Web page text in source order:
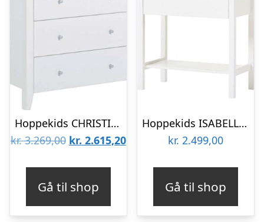
Hoppekids CHRISTIAN – Puslekommode – Hvid
kr.3.269,00 Den
var:
kr. 3.269,00.
kr. 2.615,20Den
kr. 2.615,20.
Gå til shop
Hoppekids ISABELLA puslekommode : Erling Christensen Møbler
kr. 2.499,00
Gå til shop